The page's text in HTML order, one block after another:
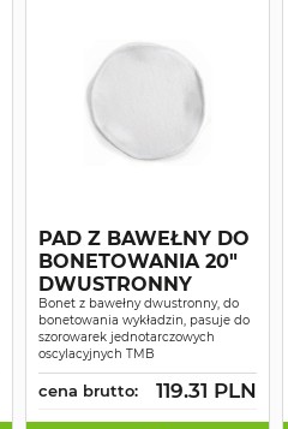
PAD Z BAWEŁNY DO
BONETOWANIA 20"
DWUSTRONNY
Bonet z bawełny dwustronny, do
bonetowania wykładzin, pasuje do
szorowarek jednotarczowych
oscylacyjnych TMB
cena brutto: 119.31 PLN